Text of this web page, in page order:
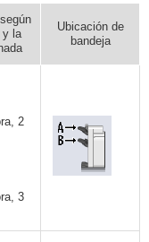
y la
Ubicación de
bandeja
2
3